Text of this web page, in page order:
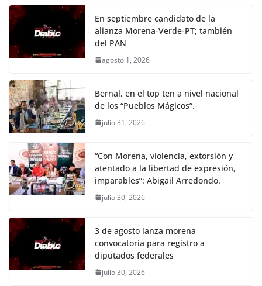
En septiembre candidato de la
alianza Morena-Verde-PT; también
del PAN
agosto 1, 2026
Bernal, en el top ten a nivel nacional
de los “Pueblos Mágicos”.
julio 31, 2026
“Con Morena, violencia, extorsión y
atentado a la libertad de expresión,
imparables”: Abigail Arredondo.
julio 30, 2026
3 de agosto lanza morena
convocatoria para registro a
diputados federales
julio 30, 2026